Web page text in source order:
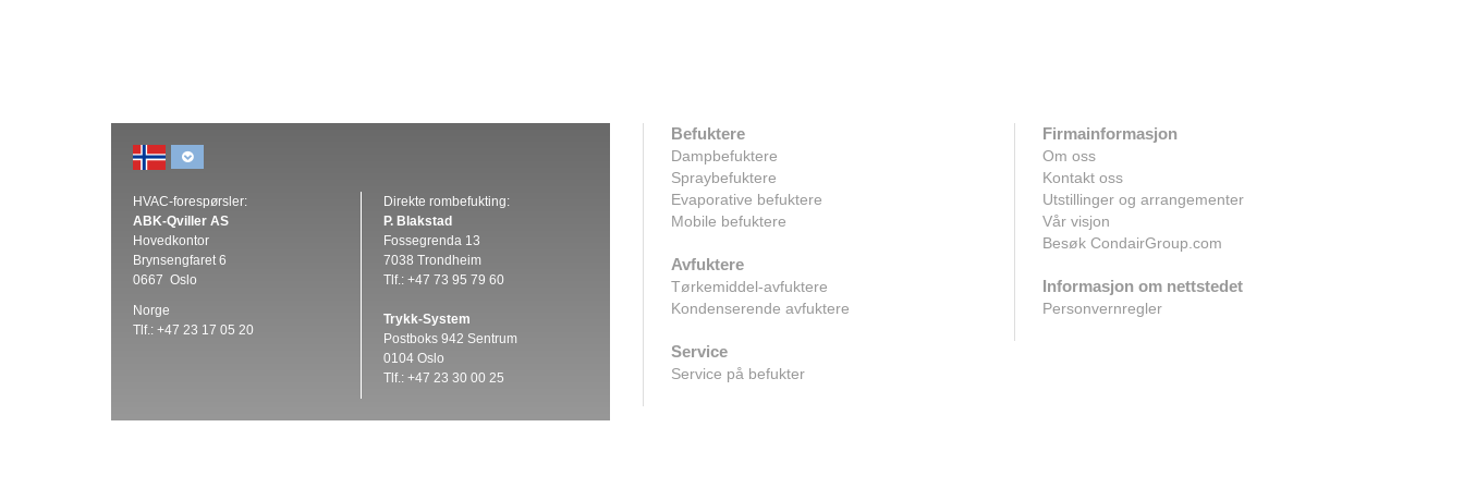
HVAC-forespørsler:
ABK-Qviller AS
Hovedkontor
Brynsengfaret 6
0667 Oslo
Norge
Tlf.: +47 23 17 05 20
Direkte rombefukting:
P. Blakstad
Fossegrenda 13
7038 Trondheim
Tlf.: +47 73 95 79 60
Trykk-System
Postboks 942 Sentrum
0104 Oslo
Tlf.: +47 23 30 00 25
Befuktere
Dampbefuktere
Spraybefuktere
Evaporative befuktere
Mobile befuktere
Avfuktere
Tørkemiddel-avfuktere
Kondenserende avfuktere
Service
Service på befukter
Firmainformasjon
Om oss
Kontakt oss
Utstillinger og arrangementer
Vår visjon
Besøk CondairGroup.com
Informasjon om nettstedet
Personvernregler